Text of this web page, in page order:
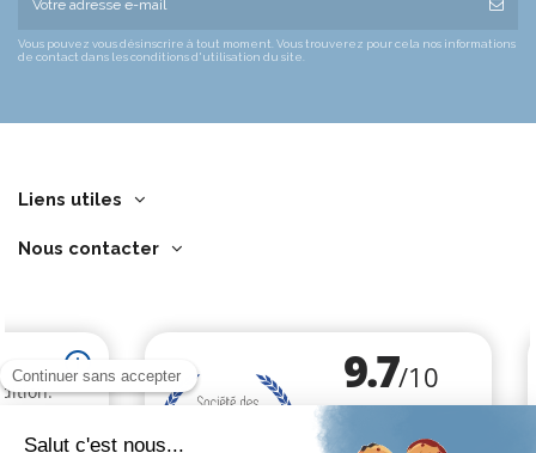
Vous pouvez vous désinscrire à tout moment. Vous trouverez pour cela nos informations
de contact dans les conditions d'utilisation du site.
Liens utiles
Nous contacter